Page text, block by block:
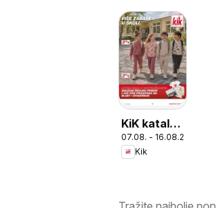
KiK katalog
do
16.08.2026
07.08. - 16.08.2026
Kik